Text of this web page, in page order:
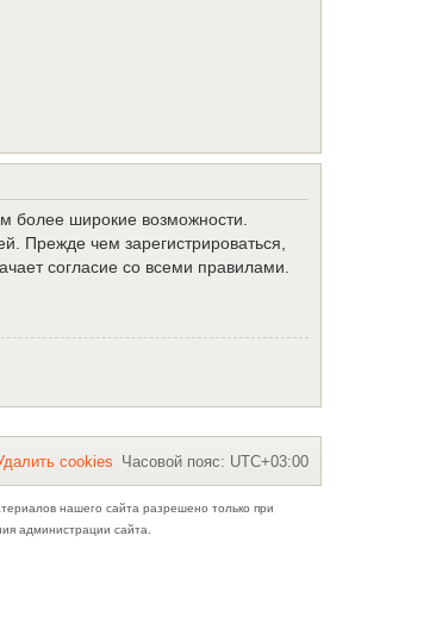
более широкие возможности.
Прежде чем зарегистрироваться,
согласие со всеми правилами.
Часовой пояс: UTC+03:00
cookies
нашего сайта разрешено только при
администрации сайта.